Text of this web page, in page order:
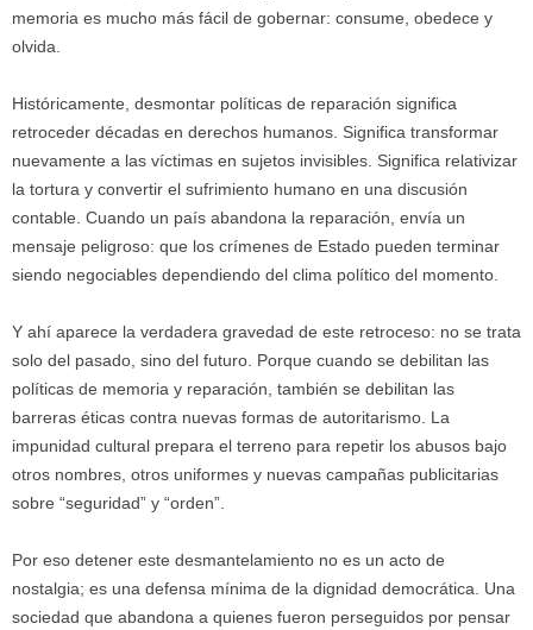
memoria es mucho más fácil de gobernar: consume, obedece y
olvida.
Históricamente, desmontar políticas de reparación significa
retroceder décadas en derechos humanos. Significa transformar
nuevamente a las víctimas en sujetos invisibles. Significa relativizar
la tortura y convertir el sufrimiento humano en una discusión
contable. Cuando un país abandona la reparación, envía un
mensaje peligroso: que los crímenes de Estado pueden terminar
siendo negociables dependiendo del clima político del momento.
Y ahí aparece la verdadera gravedad de este retroceso: no se trata
solo del pasado, sino del futuro. Porque cuando se debilitan las
políticas de memoria y reparación, también se debilitan las
barreras éticas contra nuevas formas de autoritarismo. La
impunidad cultural prepara el terreno para repetir los abusos bajo
otros nombres, otros uniformes y nuevas campañas publicitarias
sobre “seguridad” y “orden”.
Por eso detener este desmantelamiento no es un acto de
nostalgia; es una defensa mínima de la dignidad democrática. Una
sociedad que abandona a quienes fueron perseguidos por pensar